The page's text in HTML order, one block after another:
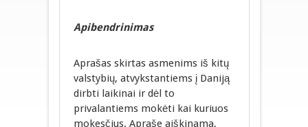
Apibendrinimas
Aprašas skirtas asmenims iš kitų
valstybių, atvykstantiems į Daniją
dirbti laikinai ir dėl to
privalantiems mokėti kai kuriuos
mokesčius. Apraše aiškinama,